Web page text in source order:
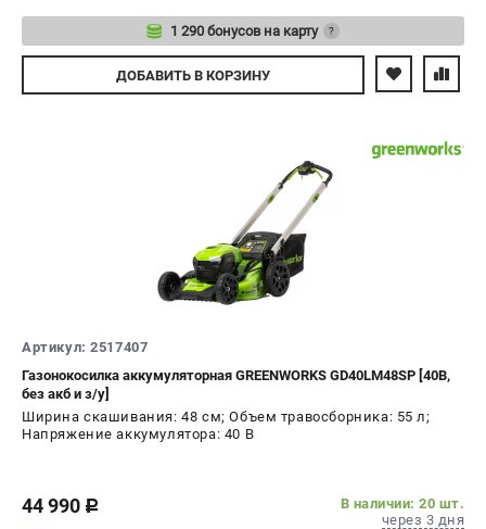
1 290 бонусов на карту ?
Авторизуйтесь
ДОБАВИТЬ В КОРЗИНУ
Артикул: 2517407
Газонокосилка аккумуляторная GREENWORKS GD40LM48SP [40В,
без акб и з/у]
Ширина скашивания: 48 см; Объем травосборника: 55 л;
Напряжение аккумулятора: 40 В
44 990 c
В наличии: 20 шт.
через 3 дня